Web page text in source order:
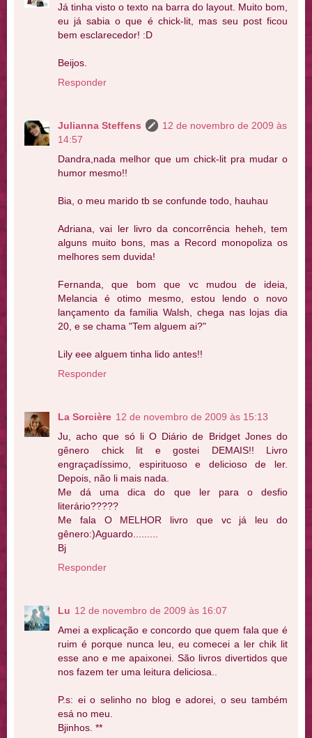
Já tinha visto o texto na barra do layout. Muito bom,
eu já sabia o que é chick-lit, mas seu post ficou
bem esclarecedor! :D
Beijos.
Responder
Julianna Steffens
12 de novembro de 2009 às
14:57
Dandra,nada melhor que um chick-lit pra mudar o
humor mesmo!!
Bia, o meu marido tb se confunde todo, hauhau
Adriana, vai ler livro da concorrência heheh, tem
alguns muito bons, mas a Record monopoliza os
melhores sem duvida!
Fernanda, que bom que vc mudou de ideia,
Melancia é otimo mesmo, estou lendo o novo
lançamento da familia Walsh, chega nas lojas dia
20, e se chama "Tem alguem ai?"
Lily eee alguem tinha lido antes!!
Responder
La Sorcière 12 de novembro de 2009 às 15:13
Ju, acho que só li O Diário de Bridget Jones do
gênero chick lit e gostei DEMAIS!! Livro
engraçadíssimo, espirituoso e delicioso de ler.
Depois, não li mais nada.
Me dá uma dica do que ler para o desfio
literário?????
Me fala O MELHOR livro que vc já leu do
gênero:)Aguardo.........
Bj
Responder
Lu 12 de novembro de 2009 às 16:07
Amei a explicação e concordo que quem fala que é
ruim é porque nunca leu, eu comecei a ler chik lit
esse ano e me apaixonei. São livros divertidos que
nos fazem ter uma leitura deliciosa..
P.s: ei o selinho no blog e adorei, o seu também
esá no meu.
Bjinhos. **